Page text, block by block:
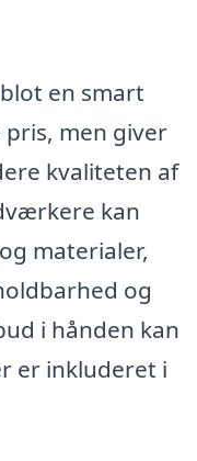
en smart
men giver
kvaliteten af
kan
materialer,
og
i hånden kan
er inkluderet i